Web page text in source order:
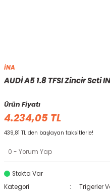
İNA
AUDİ A5 1.8 TFSI Zincir Seti
Ürün Fiyatı
4.234,05 TL
439,81 TL den başlayan taksitlerle!
0 - Yorum Yap
Stokta Var
Kategori
Trigerler